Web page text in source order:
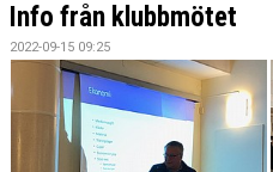
KONTAKT
ANMÄLAN
POLICYS & RIKTLINJER
Info från klubbmötet
2022-09-15 09:25